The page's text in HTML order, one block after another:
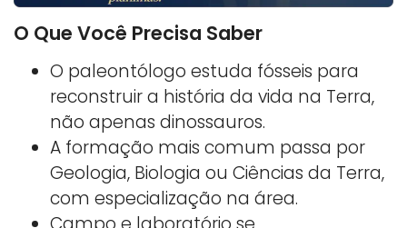
O Que Você Precisa Saber
O paleontólogo estuda fósseis para
reconstruir a história da vida na Terra,
não apenas dinossauros.
A formação mais comum passa por
Geologia, Biologia ou Ciências da Terra,
com especialização na área.